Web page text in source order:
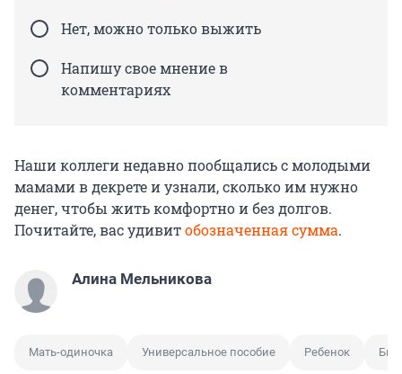
Нет, можно только выжить
Напишу свое мнение в
комментариях
Наши коллеги недавно пообщались с молодыми
мамами в декрете и узнали, сколько им нужно
денег, чтобы жить комфортно и без долгов.
Почитайте, вас удивитобозначенная сумма.
Алина Мельникова
Мать-одиночка Универсальное пособие Ребенок